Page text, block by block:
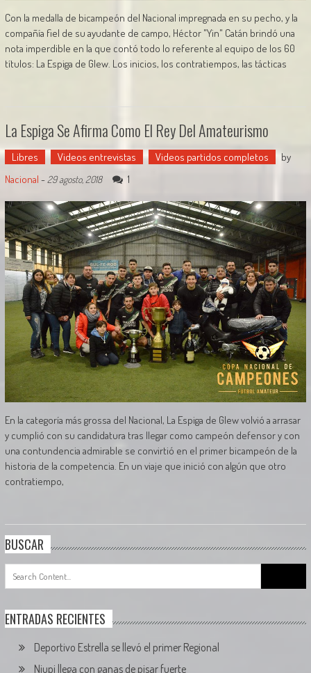
Con la medalla de bicampeón del Nacional impregnada en su pecho, y la
compañía fiel de su ayudante de campo, Héctor "Yin" Catán brindó una
nota imperdible en la que contó todo lo referente al equipo de los 60
títulos: La Espiga de Glew. Los inicios, los contratiempos, las tácticas
La Espiga Se Afirma Como El Rey Del Amateurismo
Libres Videos entrevistas Videos partidos completos
by
Nacional - 29 agosto, 2018 1
En la categoría más grossa del Nacional, La Espiga de Glew volvió a arrasar
y cumplió con su candidatura tras llegar como campeón defensor y con
una contundencia admirable se convirtió en el primer bicampeón de la
historia de la competencia. En un viaje que inició con algún que otro
contratiempo,
BUSCAR
for:
ENTRADAS RECIENTES
Deportivo Estrella se llevó el primer Regional
Niupi llega con ganas de pisar fuerte